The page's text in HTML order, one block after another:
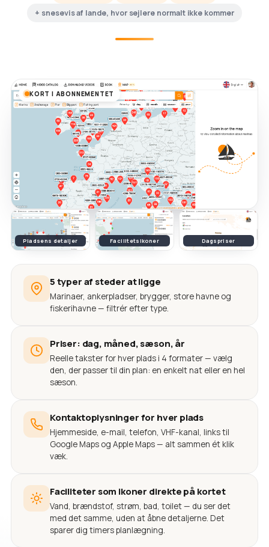
+ snesevis af lande, hvor sejlere normalt ikke kommer
KORT I ABONNEMENTET
Pladsens detaljer Facilitetsikoner Dagspriser
5 typer af steder at ligge
Marinaer, ankerpladser, brygger, store havne og
fiskerihavne — filtrér efter type.
Priser: dag, måned, sæson, år
Reelle takster for hver plads i 4 formater — vælg
den, der passer til din plan: en enkelt nat eller en hel
sæson.
Kontaktoplysninger for hver plads
Hjemmeside, e-mail, telefon, VHF-kanal, links til
Google Maps og Apple Maps — alt sammen ét klik
væk.
Faciliteter som ikoner direkte på kortet
Vand, brændstof, strøm, bad, toilet — du ser det
med det samme, uden at åbne detaljerne. Det
sparer dig timers planlægning.